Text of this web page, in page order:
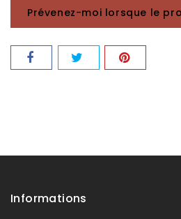
Prévenez-moi lorsque le
Informations